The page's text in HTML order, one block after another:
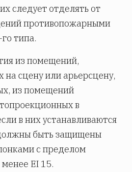
следует отделять от
противопожарными
типа.
из помещений,
сцену или арьерсцену,
из помещений
в
в них устанавливаются
быть защищены
с пределом
EI 15.